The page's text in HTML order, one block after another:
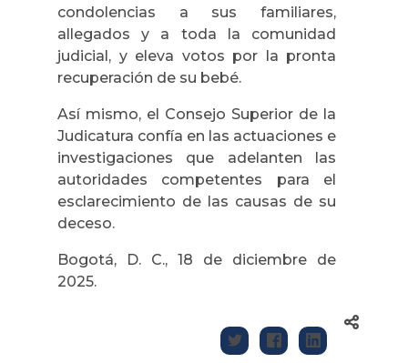
condolencias a sus familiares,
allegados y a toda la comunidad
judicial, y eleva votos por la pronta
recuperación de su bebé.
Así mismo, el Consejo Superior de la
Judicatura confía en las actuaciones e
investigaciones que adelanten las
autoridades competentes para el
esclarecimiento de las causas de su
deceso.
Bogotá, D. C., 18 de diciembre de
2025.